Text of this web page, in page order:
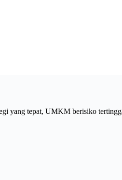
yang tepat, UMKM berisiko